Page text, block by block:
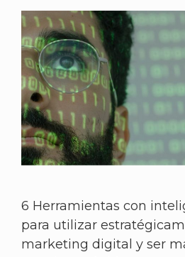
6 Herramientas con
para utilizar
marketing digital y ser